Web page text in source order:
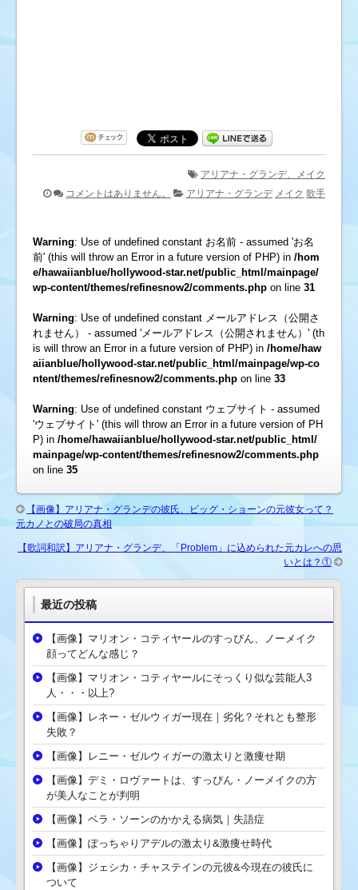
アリアナ・グランデ、メイク
コメントはありません。
アリアナ・グランデ メイク 歌手
Warning: Use of undefined constant お名前 - assumed 'お名
前' (this will throw an Error in a future version of PHP) in /hom
e/hawaiianblue/hollywood-star.net/public_html/mainpage/
wp-content/themes/refinesnow2/comments.php on line 31
Warning: Use of undefined constant メールアドレス（公開さ
れません） - assumed 'メールアドレス（公開されません）' (th
is will throw an Error in a future version of PHP) in /home/haw
aiianblue/hollywood-star.net/public_html/mainpage/wp-co
ntent/themes/refinesnow2/comments.php on line 33
Warning: Use of undefined constant ウェブサイト - assumed
'ウェブサイト' (this will throw an Error in a future version of PH
P) in /home/hawaiianblue/hollywood-star.net/public_html/
mainpage/wp-content/themes/refinesnow2/comments.php
on line 35
【画像】アリアナ・グランデの彼氏、ビッグ・ショーンの元彼女って？
元カノとの破局の真相
【歌詞和訳】アリアナ・グランデ、「Problem」に込められた元カレへの思
いとは？①
最近の投稿
【画像】マリオン・コティヤールのすっぴん、ノーメイク
顔ってどんな感じ？
【画像】マリオン・コティヤールにそっくり似な芸能人3
人・・・以上?
【画像】レネー・ゼルウィガー現在｜劣化？それとも整形
失敗？
【画像】レニー・ゼルウィガーの激太りと激痩せ期
【画像】デミ・ロヴァートは、すっぴん・ノーメイクの方
が美人なことが判明
【画像】ベラ・ソーンのかかえる病気｜失語症
【画像】ぽっちゃりアデルの激太り&激痩せ時代
【画像】ジェシカ・チャステインの元彼&今現在の彼氏に
ついて